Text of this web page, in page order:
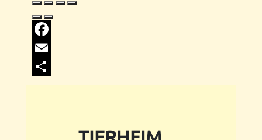
Facebook
Email